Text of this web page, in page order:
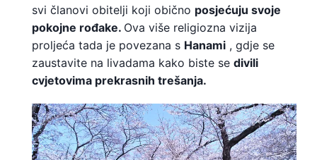
svi članovi obitelji koji obično posjećuju svoje
pokojne rođake. Ova više religiozna vizija
proljeća tada je povezana s Hanami , gdje se
zaustavite na livadama kako biste se divili
cvjetovima prekrasnih trešanja.